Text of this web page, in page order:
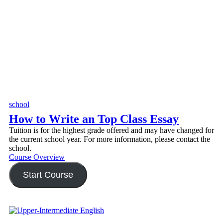
school
How to Write an Top Class Essay
Tuition is for the highest grade offered and may have changed for
the current school year. For more information, please contact the
school.
Course Overview
Start Course